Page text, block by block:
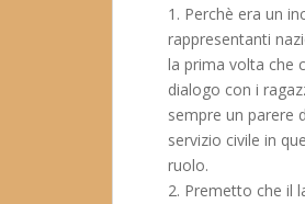
1. Perchè era un
rappresentanti
la prima volta che
dialogo con i
sempre un parere
servizio civile in
ruolo.
2. Premetto che il